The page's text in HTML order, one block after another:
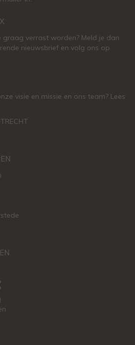
graag verrast worden? Meld je dan
nieuwsbrief en volg ons op
visie en missie en ons team? Lees